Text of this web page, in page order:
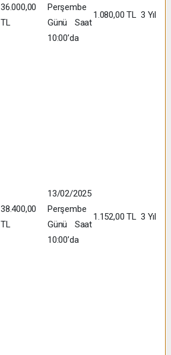
36.000,00
TL
Perşembe
Günü Saat
10:00’da
1.080,00 TL 3 Yıl
38.400,00
TL
13/02/2025
Perşembe
Günü Saat
10:00’da
1.152,00 TL 3 Yıl